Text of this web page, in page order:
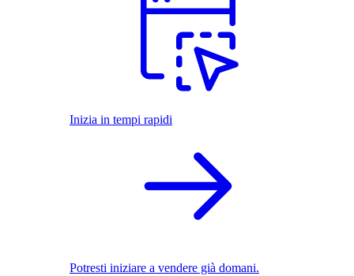
Inizia in tempi rapidi
Potresti iniziare a vendere già domani.